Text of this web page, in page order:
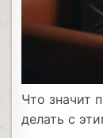
Что значит
делать с